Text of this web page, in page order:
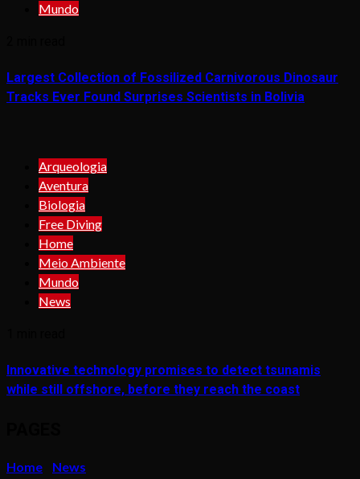
Mundo
Largest Collection of Fossilized Carnivorous Dinosaur
Tracks Ever Found Surprises Scientists in Bolivia
Arqueologia
Aventura
Biologia
Free Diving
Home
Meio Ambiente
Mundo
News
Innovative technology promises to detect tsunamis
while still offshore, before they reach the coast
Home News